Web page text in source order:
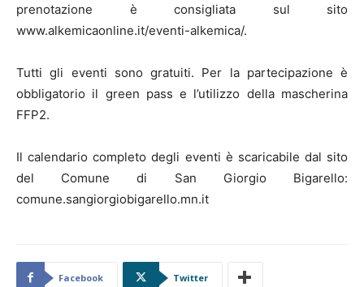
prenotazione è consigliata sul sito
www.alkemicaonline.it/eventi-alkemica/.
Tutti gli eventi sono gratuiti. Per la partecipazione è
obbligatorio il green pass e l’utilizzo della mascherina
FFP2.
Il calendario completo degli eventi è scaricabile dal sito
del Comune di San Giorgio Bigarello:
comune.sangiorgiobigarello.mn.it
Facebook Twitter